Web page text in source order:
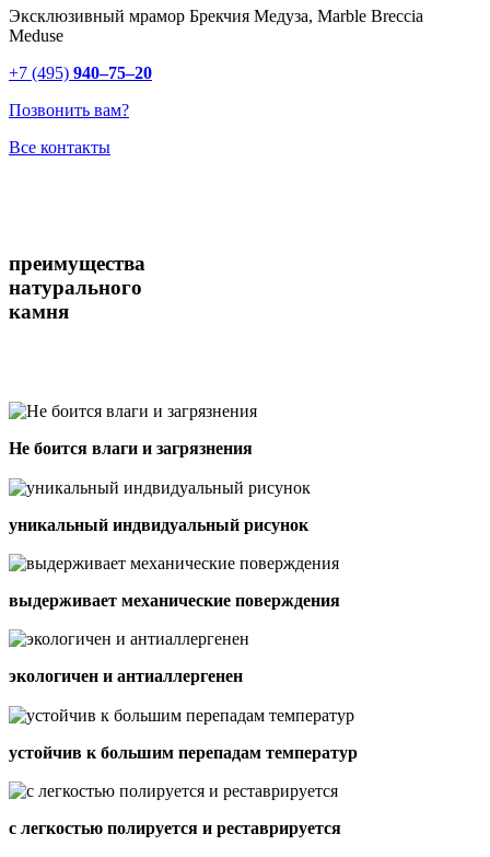
Эксклюзивный мрамор Брекчия Медуза, Marble Breccia
Meduse
+7 (495) 940–75–20
Позвонить вам?
Все контакты
преимущества
натурального
камня
Не боится влаги и загрязнения
уникальный индвидуальный рисунок
выдерживает механические поверждения
экологичен и антиаллергенен
устойчив к большим перепадам температур
с легкостью полируется и реставрируется